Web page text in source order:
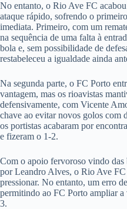
No entanto, o Rio Ave FC
ataque rápido, sofrendo o
imediata. Primeiro, com um
na sequência de uma falta à
bola e, sem possibilidade de
restabeleceu a igualdade ainda
Na segunda parte, o FC Porto
vantagem, mas os rioavistas
defensivamente, com Vicente
chave ao evitar novos golos com
os portistas acabaram por
e fizeram o 1-2.
Com o apoio fervoroso vindo das
por Leandro Alves, o Rio Ave
pressionar. No entanto, um erro
permitindo ao FC Porto ampliar a
3.